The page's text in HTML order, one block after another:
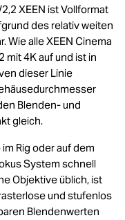
XEEN ist Vollformat
des relativ weiten
Wie alle XEEN Cinema
mit 4K auf und ist in
dieser Linie
Blenden- und
gleich.
Rig oder auf dem
System schnell
Objektive üblich, ist
und stufenlos
Blendenwerten